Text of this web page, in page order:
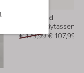
Liebeskind
Crossbodytassen
€ 179,99 € 107,99